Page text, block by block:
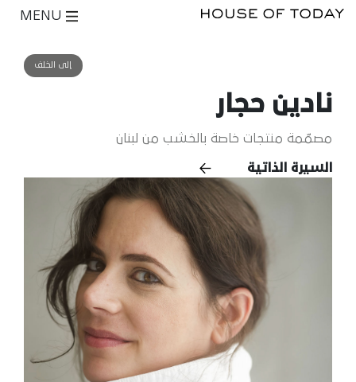
إلى الخلف
نادين حجار
مصمّمة منتجات خاصة بالخشب من لبنان
السيرة الذاتية